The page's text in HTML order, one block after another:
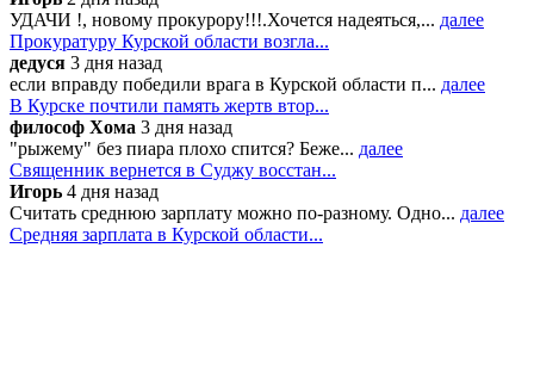
УДАЧИ !, новому прокурору!!!.Хочется надеяться,... далее
Прокуратуру Курской области возгла...
дедуся 3 дня назад
если вправду победили врага в Курской области п... далее
В Курске почтили память жертв втор...
философ Хома 3 дня назад
"рыжему" без пиара плохо спится? Беже... далее
Священник вернется в Суджу восстан...
Игорь 4 дня назад
Считать среднюю зарплату можно по-разному. Одно... далее
Средняя зарплата в Курской области...